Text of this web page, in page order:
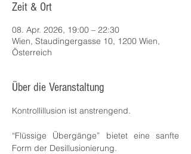
Zeit & Ort
08. Apr. 2026, 19:00 – 22:30
Wien, Staudingergasse 10, 1200 Wien,
Österreich
Über die Veranstaltung
Kontrollillusion ist anstrengend.
“Flüssige Übergänge” bietet eine sanfte
Form der Desillusionierung.